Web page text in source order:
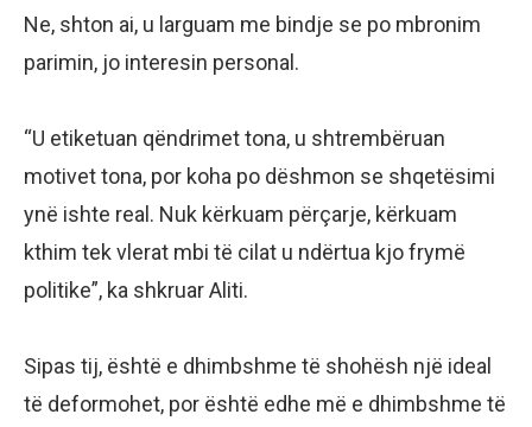
Ne, shton ai, u larguam me bindje se po mbronim
parimin, jo interesin personal.
“U etiketuan qëndrimet tona, u shtrembëruan
motivet tona, por koha po dëshmon se shqetësimi
ynë ishte real. Nuk kërkuam përçarje, kërkuam
kthim tek vlerat mbi të cilat u ndërtua kjo frymë
politike”, ka shkruar Aliti.
Sipas tij, është e dhimbshme të shohësh një ideal
të deformohet, por është edhe më e dhimbshme të